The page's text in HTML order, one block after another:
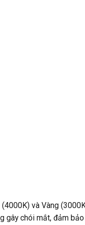
và Vàng
gây chói mắt, đảm